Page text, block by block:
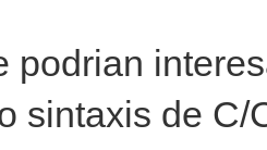
podrian
sintaxis de C/